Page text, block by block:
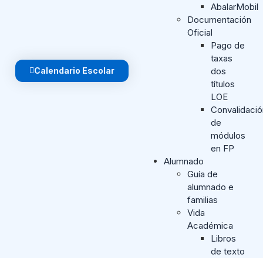
Calendario Escolar
AbalarMobil
Documentación
Oficial
Pago de
taxas
dos
títulos
LOE
de
módulos
en FP
Alumnado
Guía de
alumnado e
familias
Vida
Académica
Libros
de texto